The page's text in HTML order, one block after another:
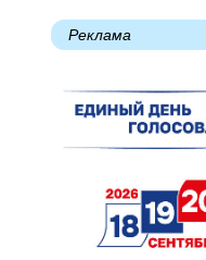
Реклама